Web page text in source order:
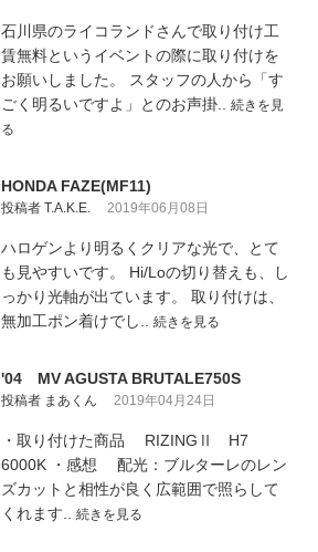
石川県のライコランドさんで取り付け工
賃無料というイベントの際に取り付けを
お願いしました。 スタッフの人から「す
ごく明るいですよ」とのお声掛.. 続きを見
る
HONDA FAZE(MF11)
投稿者 T.A.K.E. 2019年06月08日
ハロゲンより明るくクリアな光で、とて
も見やすいです。 Hi/Loの切り替えも、し
っかり光軸が出ています。 取り付けは、
無加工ポン着けでし.. 続きを見る
'04 MV AGUSTA BRUTALE750S
投稿者 まあくん 2019年04月24日
・取り付けた商品 RIZINGⅡ H7
6000K ・感想 配光：ブルターレのレン
ズカットと相性が良く広範囲で照らして
くれます.. 続きを見る